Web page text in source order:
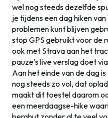
wel nog steeds dezelfde
je tijdens een dag hiken
problemen kunt blijven
stop GPS gebruikt voor de
ook met Strava aan het
pauze’s live verslag doet
Aan het einde van de dag
nog steeds zo vol, dat
maakt dit toestel daarom
een meerdaagse-hike